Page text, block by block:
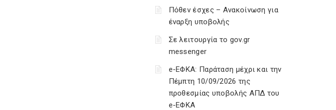
Πόθεν έσχες – Ανακοίνωση για
έναρξη υποβολής
Σε λειτουργία το gov.gr
messenger
e-ΕΦΚΑ: Παράταση μέχρι και την
Πέμπτη 10/09/2026 της
προθεσμίας υποβολής ΑΠΔ του
e-ΕΦΚΑ